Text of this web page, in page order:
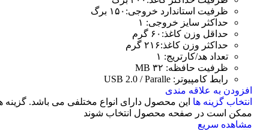
ظرفیت استاندارد خروجی:۱۵۰ برگ
حداکثر سایز خروجی: ۱
حداقل وزن کاغذ:۶۰ گرم
حداکثر وزن کاغذ:۲۱۶ گرم
تعداد هد/کارتریج: ۱
ظرفیت حافظه: ۳۲ MB
رابط کامپیوتر: USB 2.0 / Paralle
افزودن به علاقه مندی
انتخاب گزینه ها این محصول دارای انواع مختلفی می باشد. گزینه
ممکن است در صفحه محصول انتخاب شوند
مشاهده سریع